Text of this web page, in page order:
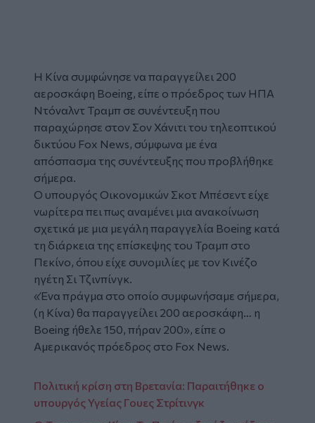
Η Κίνα συμφώνησε να παραγγείλει 200
αεροσκάφη ⁠Boeing, είπε ο πρόεδρος των ΗΠΑ
Ντόναλντ Τραμπ σε συνέντευξη που
παραχώρησε στον Σον Χάνιτι του τηλεοπτικού
δικτύου Fox News, σύμφωνα με ένα
απόσπασμα της συνέντευξης που προβλήθηκε
σήμερα.
Ο υπουργός Οικονομικών Σκοτ Μπέσεντ είχε
νωρίτερα πει πως αναμένει μια ανακοίνωση
σχετικά με μια μεγάλη παραγγελία Boeing κατά
τη διάρκεια της επίσκεψης του Τραμπ στο
Πεκίνο, όπου είχε συνομιλίες με τον Κινέζο
ηγέτη Σι Τζινπίνγκ.
«Ένα πράγμα στο οποίο συμφωνήσαμε σήμερα,
(η Κίνα) θα παραγγείλει 200 αεροσκάφη… η
Boeing ήθελε 150, πήραν 200», είπε ο
Αμερικανός πρόεδρος στο Fox News.
Πολιτική κρίση στη Βρετανία: Παραιτήθηκε ο
υπουργός Υγείας Γουες Στρίτινγκ